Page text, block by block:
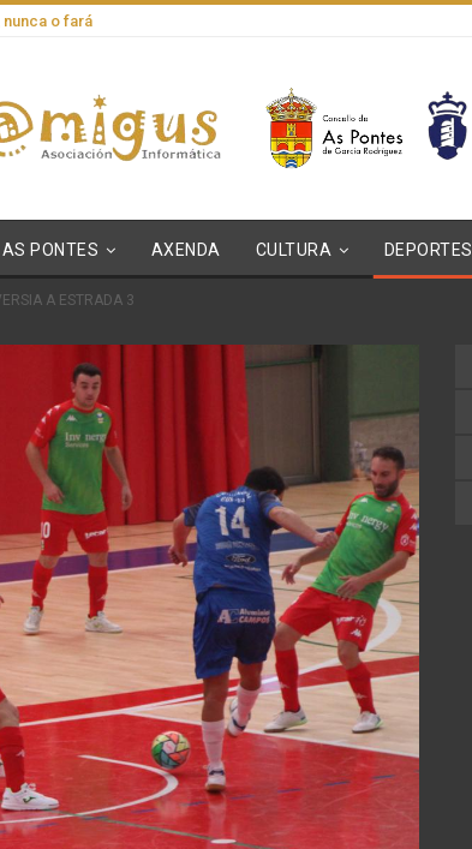
o fará
AS PONTES AXENDA CULTURA DEPORTES
A ESTRADA 3